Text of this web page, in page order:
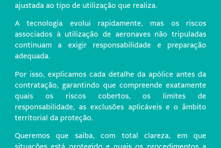
ajustada ao tipo de utilização que realiza.
A tecnologia evolui rapidamente, mas os riscos
associados à utilização de aeronaves não tripuladas
continuam a exigir responsabilidade e preparação
adequada.
Por isso, explicamos cada detalhe da apólice antes da
contratação, garantindo que compreende exatamente
quais os riscos cobertos, os limites de
responsabilidade, as exclusões aplicáveis e o âmbito
territorial da proteção.
Queremos que saiba, com total clareza, em que